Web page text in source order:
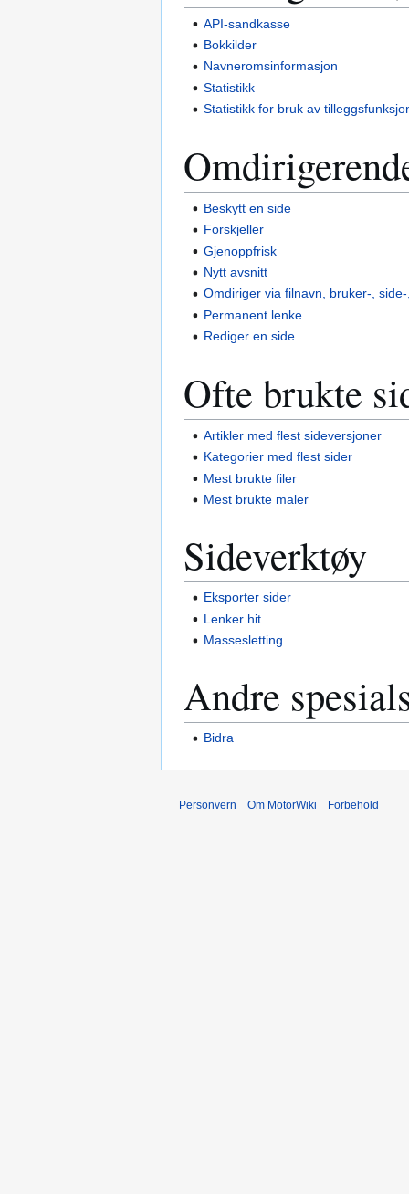
API-sandkasse
Bokkilder
Navneromsinformasjon
Statistikk
Statistikk for bruk av
Beskytt en side
Forskjeller
Gjenoppfrisk
Nytt avsnitt
Omdiriger via filnavn, bruker-,
Permanent lenke
Rediger en side
Ofte brukte
Artikler med flest sideversjoner
Kategorier med flest sider
Mest brukte filer
Mest brukte maler
Sideverktøy
Eksporter sider
Lenker hit
Massesletting
Andre
Bidra
Personvern Om MotorWiki Forbehold